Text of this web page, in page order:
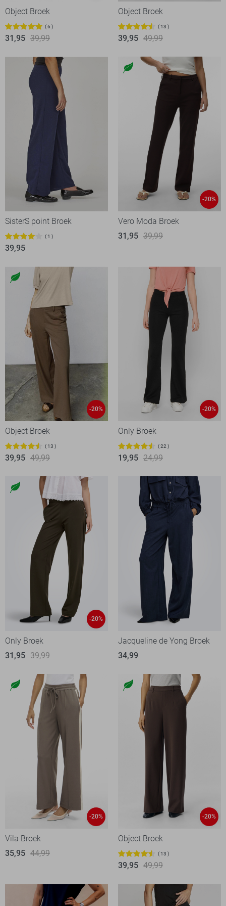
Object Broek
6
31,95 39,99
Object Broek
13
39,95 49,99
SisterS point Broek
1
39,95
-20%
Vero Moda Broek
31,95 39,99
-20%
Object Broek
13
39,95 49,99
-20%
Only Broek
22
19,95 24,99
-20%
Only Broek
31,95 39,99
Jacqueline de Yong Broek
34,99
-20%
Vila Broek
35,95 44,99
-20%
Object Broek
13
39,95 49,99